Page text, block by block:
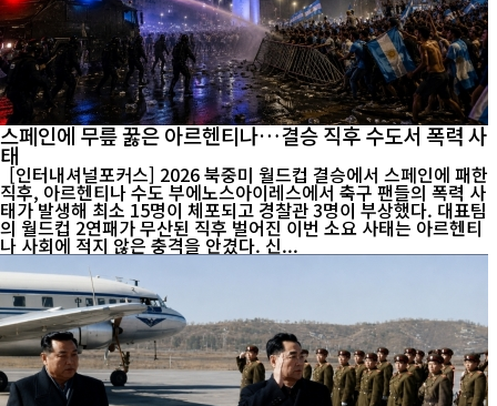
스페인에 무릎 꿇은 아르헨티나…결승 직후 수도서 폭력 사
태
[인터내셔널포커스] 2026 북중미 월드컵 결승에서 스페인에 패한
직후, 아르헨티나 수도 부에노스아이레스에서 축구 팬들의 폭력 사
태가 발생해 최소 15명이 체포되고 경찰관 3명이 부상했다. 대표팀
의 월드컵 2연패가 무산된 직후 벌어진 이번 소요 사태는 아르헨티
나 사회에 적지 않은 충격을 안겼다. 신...